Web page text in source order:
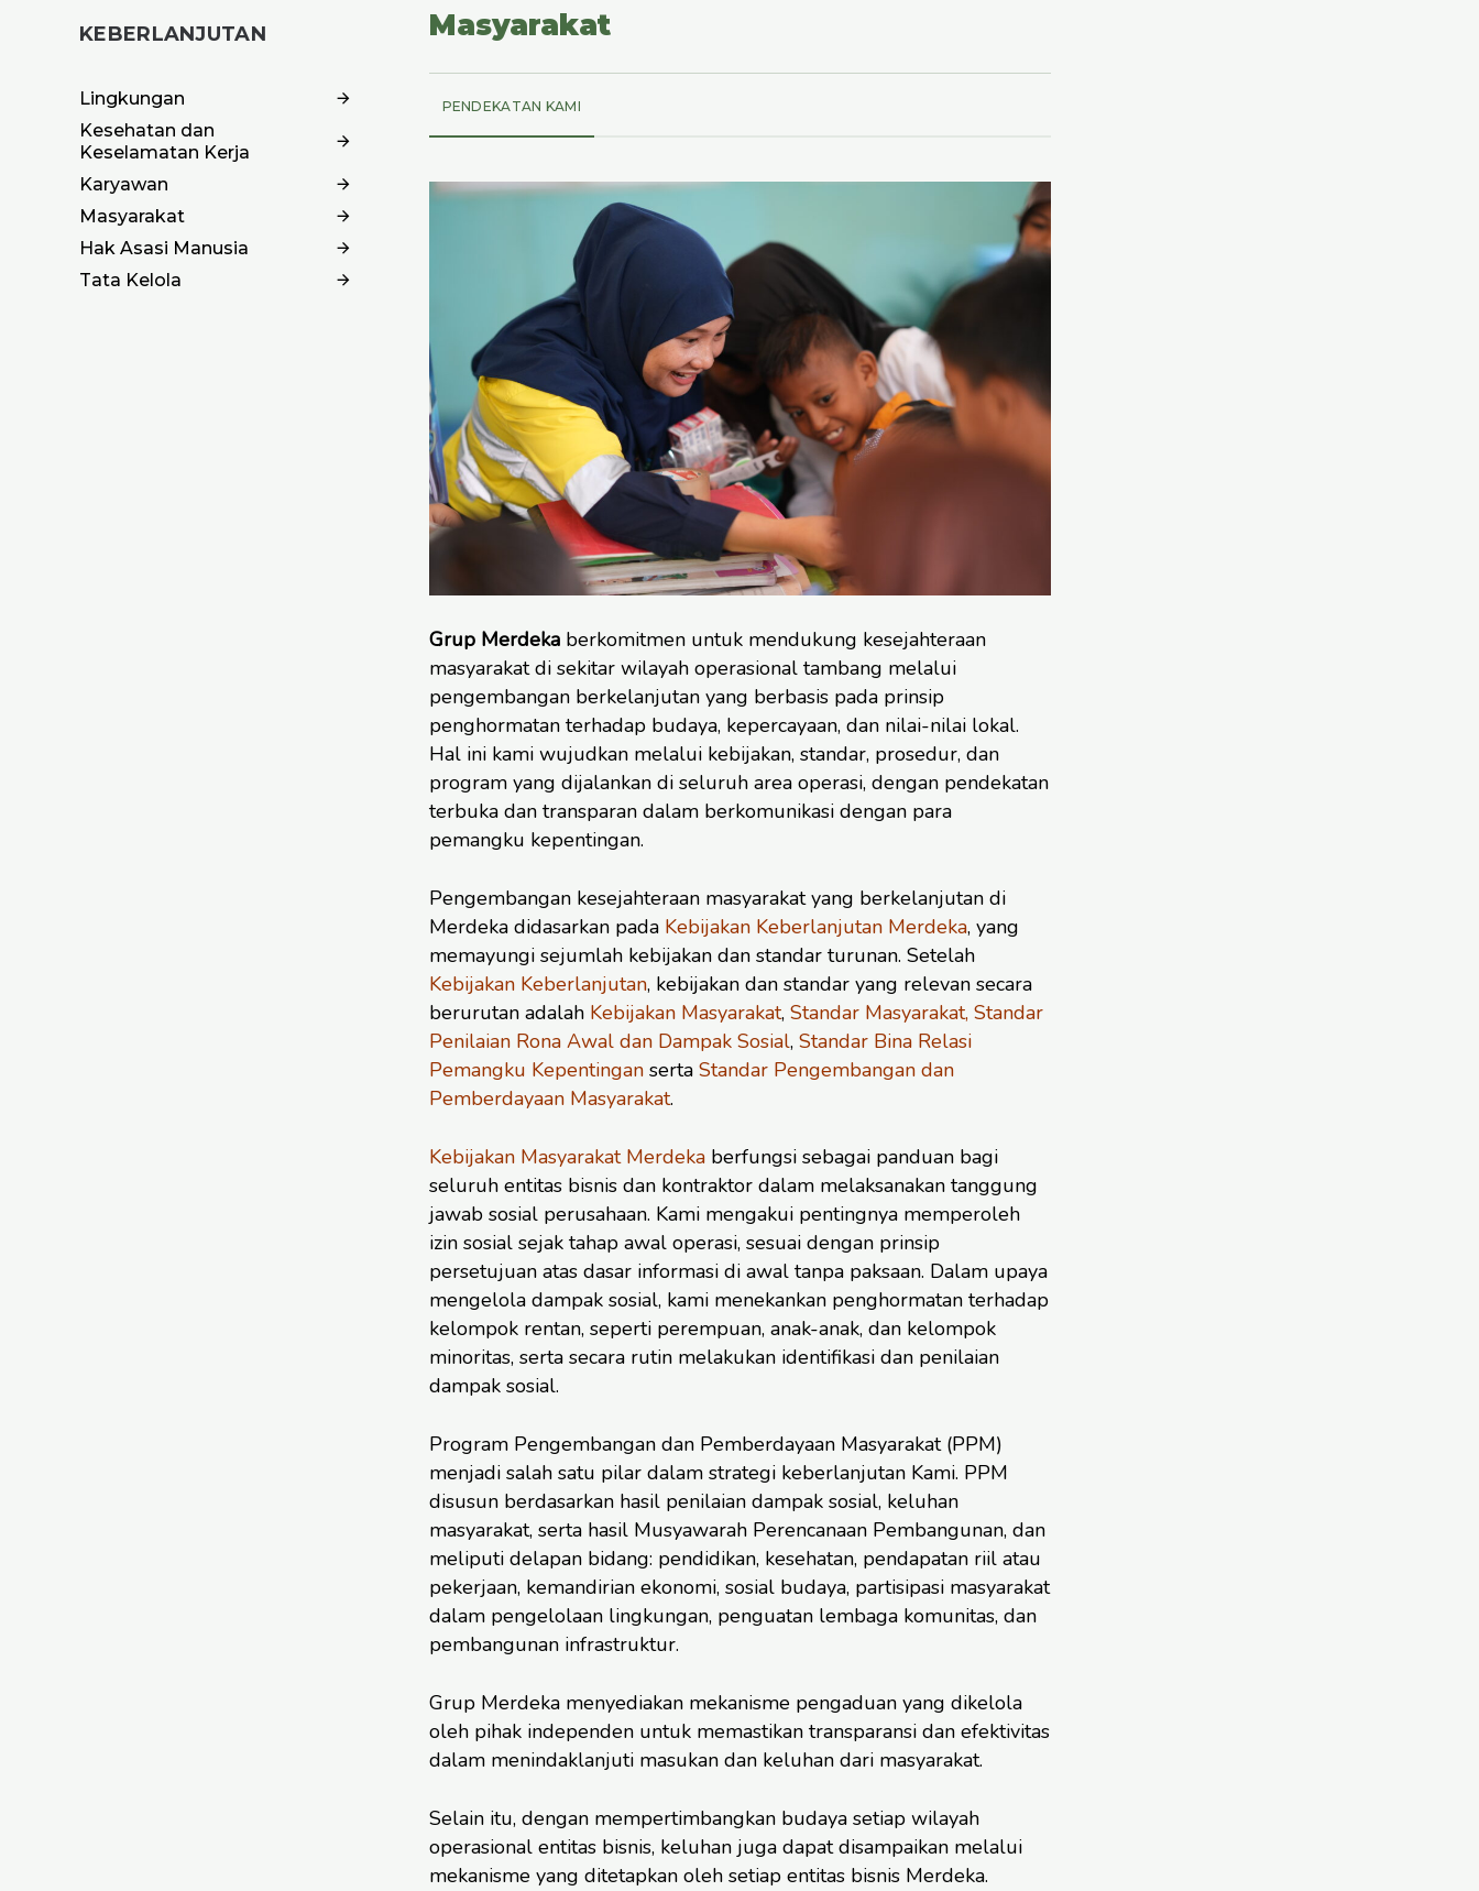
KEBERLANJUTAN
Lingkungan
Kesehatan dan
Keselamatan Kerja
Karyawan
Masyarakat
Hak Asasi Manusia
Tata Kelola
Masyarakat
PENDEKATAN KAMI
Grup Merdekaberkomitmen untuk mendukung kesejahteraan
masyarakat di sekitar wilayah operasional tambang melalui
pengembangan berkelanjutan yang berbasis pada prinsip
penghormatan terhadap budaya, kepercayaan, dan nilai-nilai lokal.
Hal ini kami wujudkan melalui kebijakan, standar, prosedur, dan
program yang dijalankan di seluruh area operasi, dengan pendekatan
terbuka dan transparan dalam berkomunikasi dengan para
pemangku kepentingan.
Pengembangan kesejahteraan masyarakat yang berkelanjutan di
Merdeka didasarkan pada Kebijakan Keberlanjutan Merdeka, yang
memayungi sejumlah kebijakan dan standar turunan. Setelah
Kebijakan Keberlanjutan, kebijakan dan standar yang relevan secara
berurutan adalah Kebijakan Masyarakat, Standar Masyarakat, Standar
Penilaian Rona Awal dan Dampak Sosial, Standar Bina Relasi
Pemangku Kepentinganserta Standar Pengembangan dan
Pemberdayaan Masyarakat.
Kebijakan Masyarakat Merdekaberfungsi sebagai panduan bagi
seluruh entitas bisnis dan kontraktor dalam melaksanakan tanggung
jawab sosial perusahaan. Kami mengakui pentingnya memperoleh
izin sosial sejak tahap awal operasi, sesuai dengan prinsip
persetujuan atas dasar informasi di awal tanpa paksaan. Dalam upaya
mengelola dampak sosial, kami menekankan penghormatan terhadap
kelompok rentan, seperti perempuan, anak-anak, dan kelompok
minoritas, serta secara rutin melakukan identifikasi dan penilaian
dampak sosial.
Program Pengembangan dan Pemberdayaan Masyarakat (PPM)
menjadi salah satu pilar dalam strategi keberlanjutan Kami. PPM
disusun berdasarkan hasil penilaian dampak sosial, keluhan
masyarakat, serta hasil Musyawarah Perencanaan Pembangunan, dan
meliputi delapan bidang: pendidikan, kesehatan, pendapatan riil atau
pekerjaan, kemandirian ekonomi, sosial budaya, partisipasi masyarakat
dalam pengelolaan lingkungan, penguatan lembaga komunitas, dan
pembangunan infrastruktur.
Grup Merdeka menyediakan mekanisme pengaduan yang dikelola
oleh pihak independen untuk memastikan transparansi dan efektivitas
dalam menindaklanjuti masukan dan keluhan dari masyarakat.
Selain itu, dengan mempertimbangkan budaya setiap wilayah
operasional entitas bisnis, keluhan juga dapat disampaikan melalui
mekanisme yang ditetapkan oleh setiap entitas bisnis Merdeka.